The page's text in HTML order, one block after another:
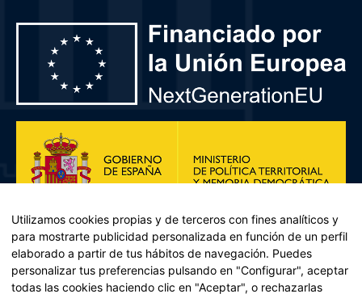
Utilizamos cookies propias y de terceros con fines analíticos y
para mostrarte publicidad personalizada en función de un perfil
elaborado a partir de tus hábitos de navegación. Puedes
personalizar tus preferencias pulsando en "Configurar", aceptar
todas las cookies haciendo clic en "Aceptar", o rechazarlas